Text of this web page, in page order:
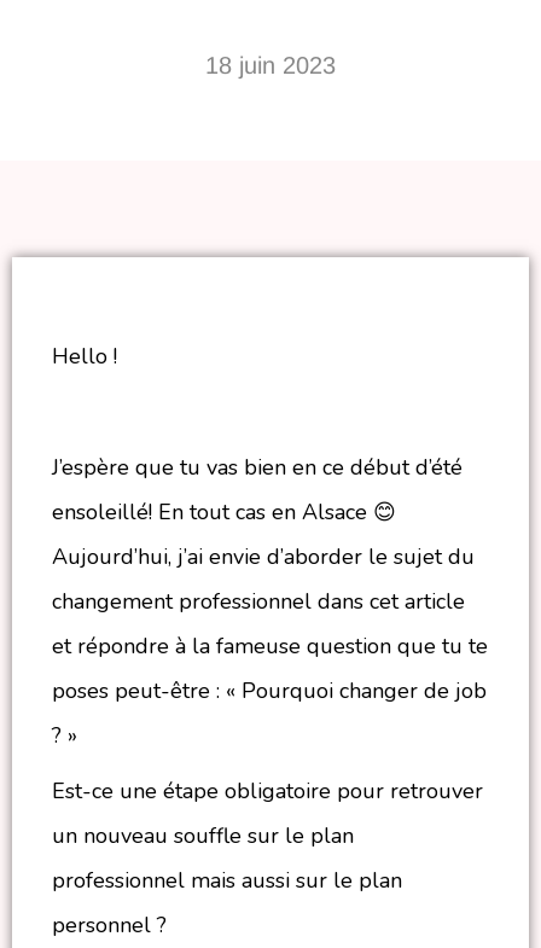
18 juin 2023
Hello !
J’espère que tu vas bien en ce début d’été
ensoleillé! En tout cas en Alsace 😊
Aujourd’hui, j’ai envie d’aborder le sujet du
changement professionnel dans cet article
et répondre à la fameuse question que tu te
poses peut-être : « Pourquoi changer de job
? »
Est-ce une étape obligatoire pour retrouver
un nouveau souffle sur le plan
professionnel mais aussi sur le plan
personnel ?